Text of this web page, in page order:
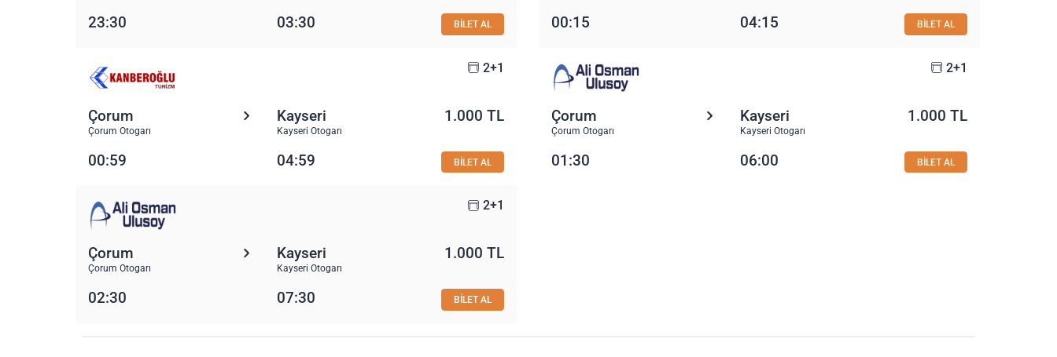
23:30 03:30 BİLET AL 00:15 04:15 BİLET AL
2+1
Çorum
Çorum Otogarı
Kayseri
Kayseri Otogarı
1.000 TL
00:59 04:59 BİLET AL
2+1
Çorum
Çorum Otogarı
Kayseri
Kayseri Otogarı
1.000 TL
01:30 06:00 BİLET AL
2+1
Çorum
Çorum Otogarı
Kayseri
Kayseri Otogarı
1.000 TL
02:30 07:30 BİLET AL